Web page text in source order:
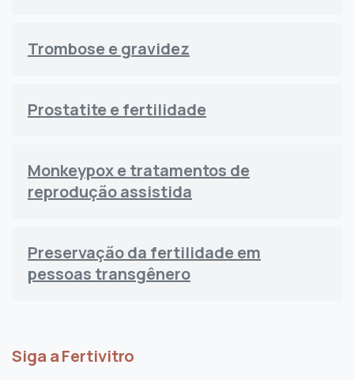
Trombose e gravidez
Prostatite e fertilidade
Monkeypox e tratamentos de
reprodução assistida
Preservação da fertilidade em
pessoas transgênero
Siga a Fertivitro